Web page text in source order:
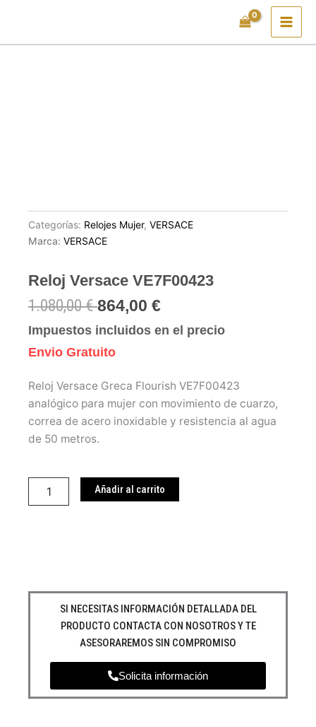
contenido
Categorías: Relojes Mujer, VERSACE
Marca: VERSACE
Reloj Versace VE7F00423
1.080,00€864,00 €
Impuestos incluidos en el precio
Envio Gratuito
Reloj Versace Greca Flourish VE7F00423
analógico para mujer con movimiento de cuarzo,
correa de acero inoxidable y resistencia al agua
de 50 metros.
Versace
VE7F00423
Añadir al carrito
SI NECESITAS INFORMACIÓN DETALLADA DEL
PRODUCTO CONTACTA CON NOSOTROS Y TE
ASESORAREMOS SIN COMPROMISO
Solicita información